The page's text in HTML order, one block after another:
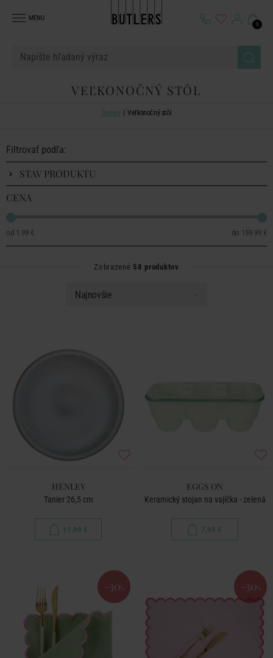
MENU
0
VEĽKONOČNÝ STÔL
Domov Veľkonočný stôl
Filtrovať podľa:
STAV PRODUKTU
CENA
1.99 € 159.99 €
Zobrazené 58 produktov
HENLEY
Tanier 26,5 cm
11,99 €
EGGS ON
Keramický stojan na vajíčka - zelená
7,99 €
-30 % -30 %